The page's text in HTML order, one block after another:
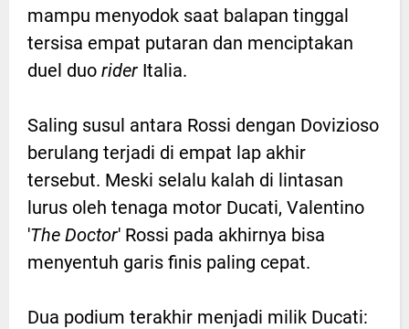
mampu menyodok saat balapan tinggal
tersisa empat putaran dan menciptakan
duel duo rider Italia.
Saling susul antara Rossi dengan Dovizioso
berulang terjadi di empat lap akhir
tersebut. Meski selalu kalah di lintasan
lurus oleh tenaga motor Ducati, Valentino
'The Doctor' Rossi pada akhirnya bisa
menyentuh garis finis paling cepat.
Dua podium terakhir menjadi milik Ducati: